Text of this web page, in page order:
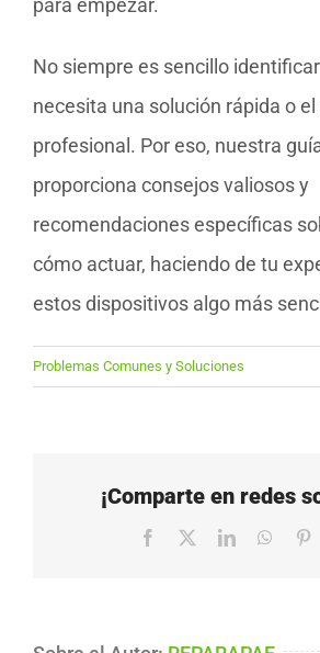
para empezar.
No siempre es sencillo
necesita una solución rápida o
profesional. Por eso, nuestra
proporciona consejos valiosos y
recomendaciones específicas
cómo actuar, haciendo de tu
estos dispositivos algo más
Problemas Comunes y Soluciones
¡Comparte en redes
Facebook LinkedIn